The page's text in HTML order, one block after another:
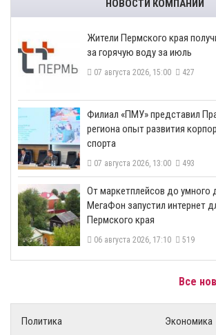
НОВОСТИ КОМПАНИЙ
​Жители Пермского края
за горячую воду за июль
07 августа 2026, 15:00 427
​Филиал «ПМУ» представил
региона опыт развития
спорта
07 августа 2026, 13:00 493
От маркетплейсов до умного
МегаФон запустил интернет
Пермского края
06 августа 2026, 17:10 519
Все
Политика
Экономика